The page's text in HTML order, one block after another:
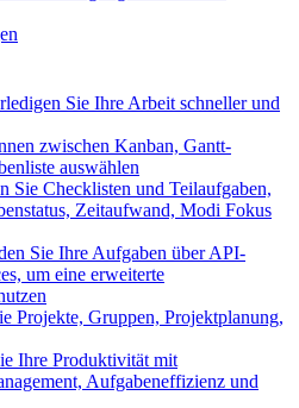
Sie Ihre Arbeit schneller und
zwischen Kanban, Gantt-
auswählen
Sie Checklisten und Teilaufgaben,
Zeitaufwand, Modi Fokus
Sie Ihre Aufgaben über API-
um eine erweiterte
Projekte, Gruppen, Projektplanung,
Ihre Produktivität mit
Aufgabeneffizienz und